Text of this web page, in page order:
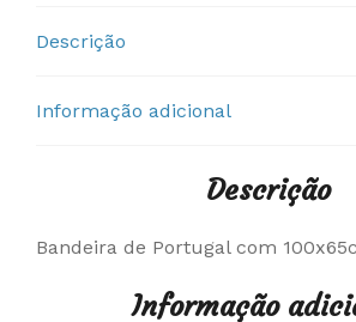
Descrição
Informação adicional
Descrição
Bandeira de Portugal com
Informação